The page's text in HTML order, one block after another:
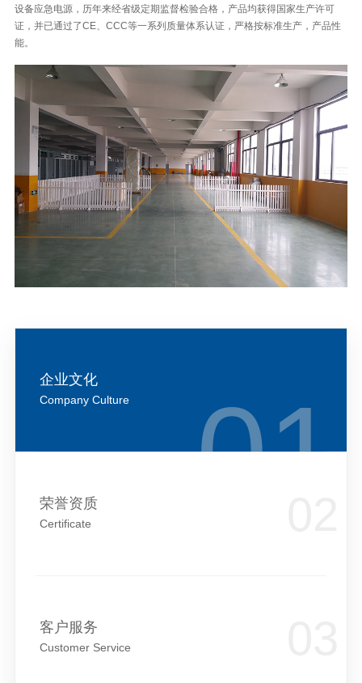
设备应急电源，历年来经省级定期监督检验合格，产品均获得国家生产许可
证，并已通过了CE、CCC等一系列质量体系认证，严格按标准生产，产品性
能。
企业文化
Company Culture
荣誉资质
Certificate
客户服务
Customer Service